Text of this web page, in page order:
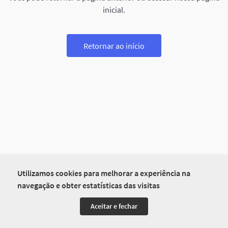
Utilizamos cookies para melhorar a experiência na
navegação e obter estatísticas das visitas
Aceitar e fechar
inicial.
Retornar ao início